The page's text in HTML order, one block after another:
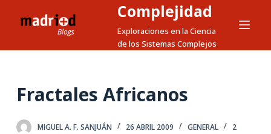
Complejidad
Exploraciones en la Ciencia
de los Sistemas Complejos
Fractales Africanos
MIGUEL A. F. SANJUÁN 26 ABRIL 2009 GENERAL
2